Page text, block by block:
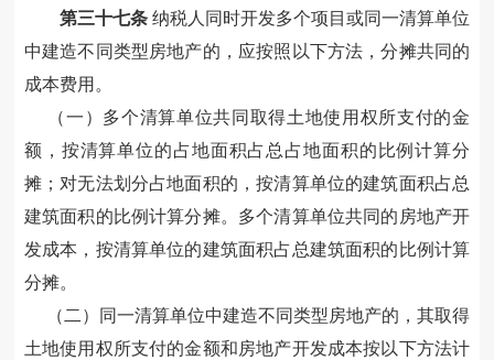
第三十七条 纳税人同时开发多个项目或同一清算单位
中建造不同类型房地产的，应按照以下方法，分摊共同的
成本费用。
（一）多个清算单位共同 取得土地使用权所支付的金
额 ，按清算单位的占地面积占总占地面积的比例计算分
摊 ；对无法划分占地面积的，按清算单位的建筑面积占总
建筑面积的比例计算分摊。 多个清算单位共同的 房地产开
发成本 ，按清算单位的建筑面积占总建筑面积的比例计算
分摊。
（二）同一清算单位中建造不同类型房地产的，其取得
土地使用权所支付的金额和房地产开发成本按以下方法计